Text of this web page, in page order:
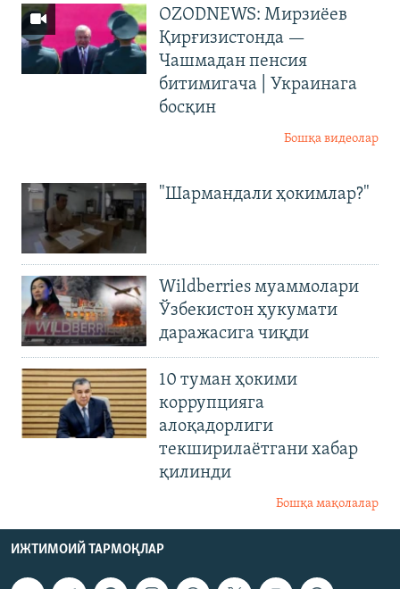
OZODNEWS: Мирзиёев
Қирғизистонда —
Чашмадан пенсия
битимигача | Украинага
босқин
Бошқа видеолар
"Шармандали ҳокимлар?"
Wildberries муаммолари
Ўзбекистон ҳукумати
даражасига чиқди
10 туман ҳокими
коррупцияга
алоқадорлиги
текширилаётгани хабар
қилинди
Бошқа мақолалар
ИЖТИМОИЙ ТАРМОҚЛАР